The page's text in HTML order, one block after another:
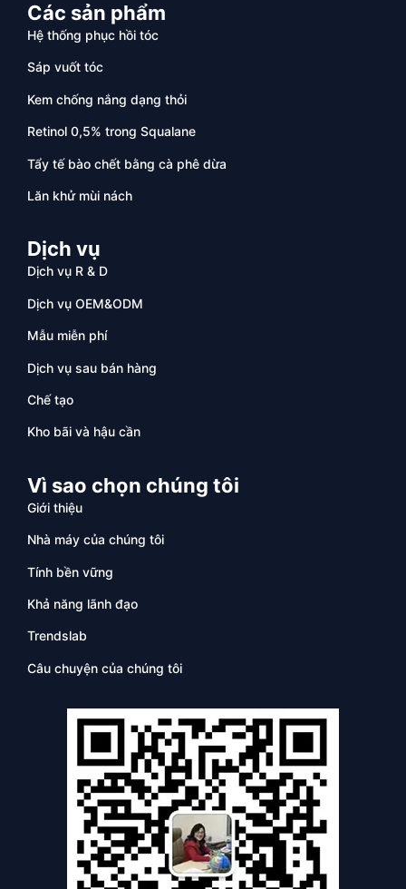
Các sản phẩm
Hệ thống phục hồi tóc
Sáp vuốt tóc
Kem chống nắng dạng thỏi
Retinol 0,5% trong Squalane
Tẩy tế bào chết bằng cà phê dừa
Lăn khử mùi nách
Dịch vụ
Dịch vụ R & D
Dịch vụ OEM&ODM
Mẫu miễn phí
Dịch vụ sau bán hàng
Chế tạo
Kho bãi và hậu cần
Vì sao chọn chúng tôi
Giới thiệu
Nhà máy của chúng tôi
Tính bền vững
Khả năng lãnh đạo
Trendslab
Câu chuyện của chúng tôi